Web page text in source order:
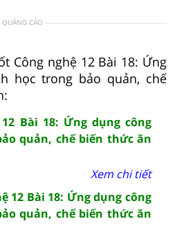
QUẢNG CÁO
Công nghệ 12 Bài 18: Ứng
học trong bảo quản, chế
Bài 18: Ứng dụng công
quản, chế biến thức ăn
Xem chi tiết
12 Bài 18: Ứng dụng công
quản, chế biến thức ăn